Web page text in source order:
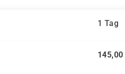
1 Tag
145,00